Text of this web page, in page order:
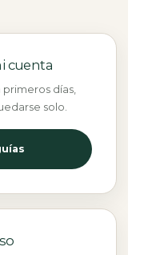
cuenta
primeros días,
solo.